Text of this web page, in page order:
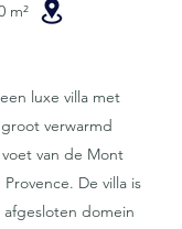
m²
luxe villa met
verwarmd
van de Mont
De villa is
domein